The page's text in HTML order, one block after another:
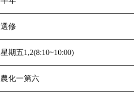
選修
星期五1,2(8:10~10:00)
農化一第六